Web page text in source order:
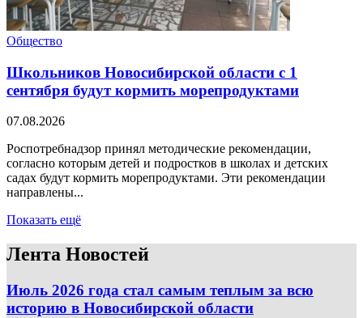
Общество
Школьников Новосибирской области с 1
сентября будут кормить морепродуктами
07.08.2026
Роспотребнадзор принял методические рекомендации,
согласно которым детей и подростков в школах и детских
садах будут кормить морепродуктами. Эти рекомендации
направлены...
Показать ещё
Лента Новостей
Июль 2026 года стал самым теплым за всю
историю в Новосибирской области